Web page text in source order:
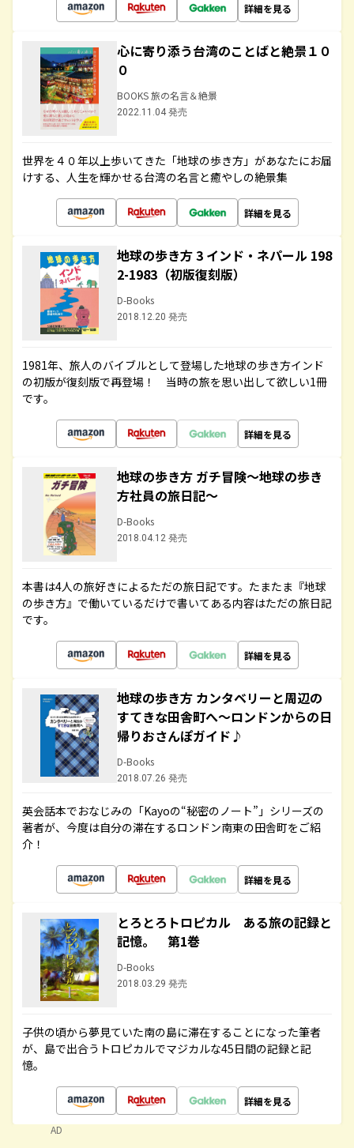
詳細を見る
心に寄り添う台湾のことばと絶景１０
０
BOOKS 旅の名言＆絶景
2022.11.04 発売
世界を４０年以上歩いてきた「地球の歩き方」があなたにお届
けする、人生を輝かせる台湾の名言と癒やしの絶景集
詳細を見る
地球の歩き方 3 インド・ネパール 198
2-1983（初版復刻版）
D-Books
2018.12.20 発売
1981年、旅人のバイブルとして登場した地球の歩き方インド
の初版が復刻版で再登場！ 当時の旅を思い出して欲しい1冊
です。
詳細を見る
地球の歩き方 ガチ冒険～地球の歩き
方社員の旅日記～
D-Books
2018.04.12 発売
本書は4人の旅好きによるただの旅日記です。たまたま『地球
の歩き方』で働いているだけで書いてある内容はただの旅日記
です。
詳細を見る
地球の歩き方 カンタベリーと周辺の
すてきな田舎町へ～ロンドンからの日
帰りおさんぽガイド♪
D-Books
2018.07.26 発売
英会話本でおなじみの「Kayoの“秘密のノート”」シリーズの
著者が、今度は自分の滞在するロンドン南東の田舎町をご紹
介！
詳細を見る
とろとろトロピカル ある旅の記録と
記憶。 第1巻
D-Books
2018.03.29 発売
子供の頃から夢見ていた南の島に滞在することになった筆者
が、島で出合うトロピカルでマジカルな45日間の記録と記
憶。
詳細を見る
AD